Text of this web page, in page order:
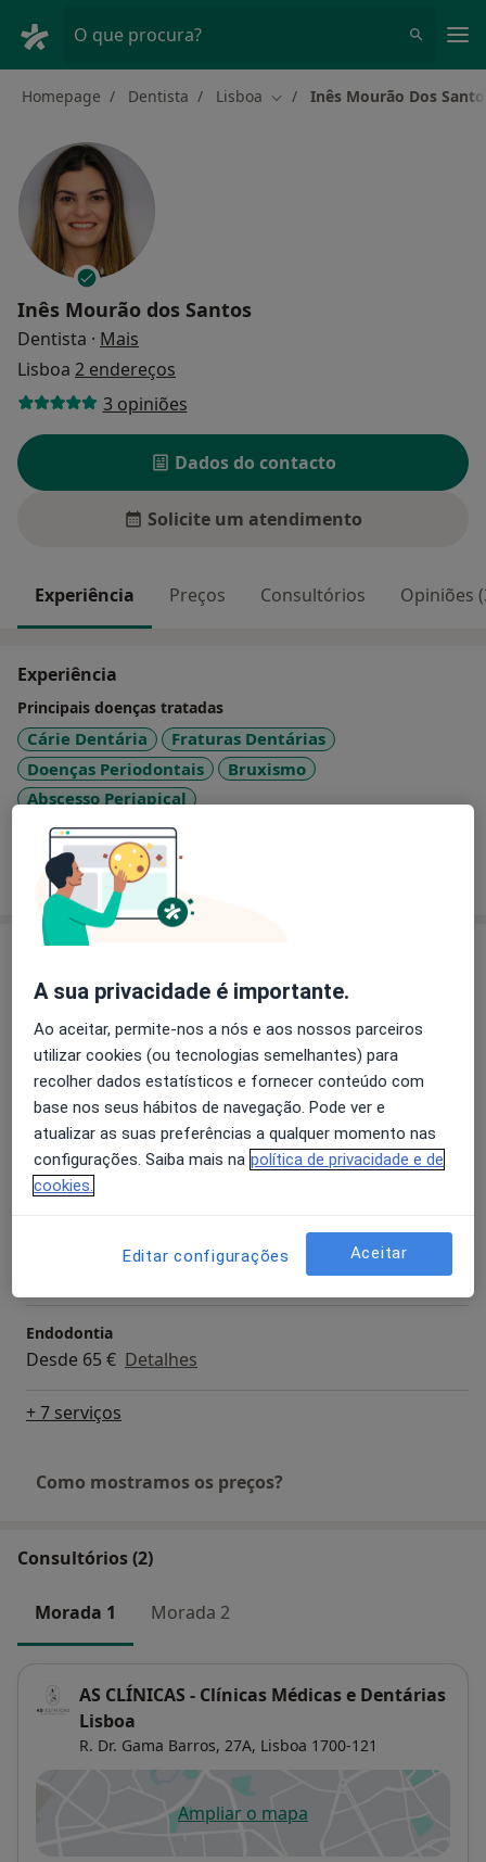
O que procura?
Homepage Dentista Lisboa Mudar de cidade
Inês Mourão Dos
Inês Mourão dos Santos
Dentista · Mais
Lisboa 2 endereços
3 opiniões
Dados do contacto
Solicite um atendimento
Experiência Preços Consultórios Opiniões
Experiência
Principais doenças tratadas
Cárie Dentária
Fraturas Dentárias
Doenças Periodontais
Bruxismo
Abscesso Periapical
Mostrar mais detalhes
Serviços e preços
Branqueamento Dentário
Desde 250 € Detalhes
Coroa Cerâmica
Desde 600 € Detalhes
Coroa Metalo-cerâmica
Desde 550 €
Destartarização
Endodontia
Desde 65 € Detalhes
+ 7 serviços
Como mostramos os preços?
Consultórios (2)
Morada 1 Morada 2
AS CLÍNICAS - Clínicas Médicas e Dentárias
Lisboa
R. Dr. Gama Barros, 27A, Lisboa 1700-121
Ampliar o mapaabre num novo separador
A sua privacidade é importante.
Ao aceitar, permite-nos a nós e aos nossos parceiros
utilizar cookies (ou tecnologias semelhantes) para
recolher dados estatísticos e fornecer conteúdo com
base nos seus hábitos de navegação. Pode ver e
atualizar as suas preferências a qualquer momento nas
configurações. Saiba mais na política de privacidade e de
cookies.
Editar configurações Aceitar